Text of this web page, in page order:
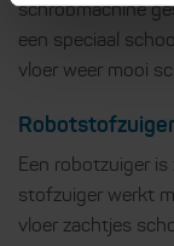
schrobmachine
een speciaal
vloer weer mooi
Robotstofzuiger
Een robotzuiger
stofzuiger werkt
vloer zachtjes